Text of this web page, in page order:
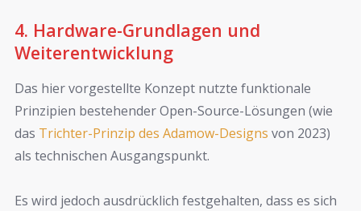
4. Hardware-Grundlagen und
Weiterentwicklung
Das hier vorgestellte Konzept nutzte funktionale
Prinzipien bestehender Open-Source-Lösungen (wie
das Trichter-Prinzip des Adamow-Designs von 2023)
als technischen Ausgangspunkt.
Es wird jedoch ausdrücklich festgehalten, dass es sich